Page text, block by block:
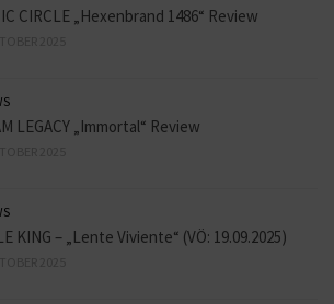
CIRCLE „Hexenbrand 1486“ Review
LEGACY „Immortal“ Review
KING – „Lente Viviente“ (VÖ: 19.09.2025)